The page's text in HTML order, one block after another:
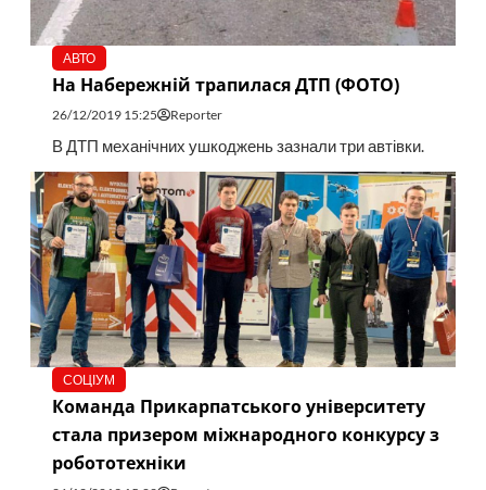
АВТО
На Набережній трапилася ДТП (ФОТО)
26/12/2019 15:25 Reporter
В ДТП механічних ушкоджень зазнали три автівки.
СОЦІУМ
Команда Прикарпатського університету
стала призером міжнародного конкурсу з
робототехніки